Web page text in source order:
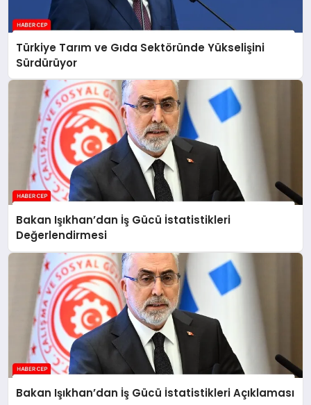
Türkiye Tarım ve Gıda Sektöründe Yükselişini
Sürdürüyor
Bakan Işıkhan’dan İş Gücü İstatistikleri
Değerlendirmesi
Bakan Işıkhan’dan İş Gücü İstatistikleri Açıklaması